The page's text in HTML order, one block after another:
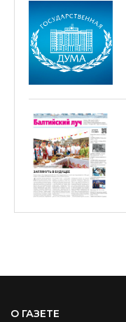
О ГАЗЕТЕ